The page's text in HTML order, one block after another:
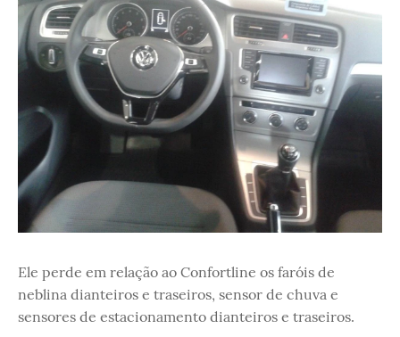
Ele perde em relação ao Confortline os faróis de
neblina dianteiros e traseiros, sensor de chuva e
sensores de estacionamento dianteiros e traseiros.